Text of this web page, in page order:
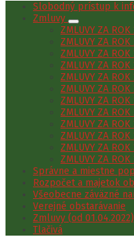
Slobodný prístup k
Zmluvy
ZMLUVY ZA
ZMLUVY ZA ROK
ZMLUVY ZA ROK
ZMLUVY ZA ROK
ZMLUVY ZA ROK
ZMLUVY ZA ROK
ZMLUVY ZA ROK
ZMLUVY ZA ROK
ZMLUVY ZA ROK
ZMLUVY ZA ROK
ZMLUVY ZA ROK
ZMLUVY ZA ROK
Správne a miestne
Rozpočet a majetok
Všeobecne záväzné
Verejné obstarávanie
Zmluvy (od
Tlačivá